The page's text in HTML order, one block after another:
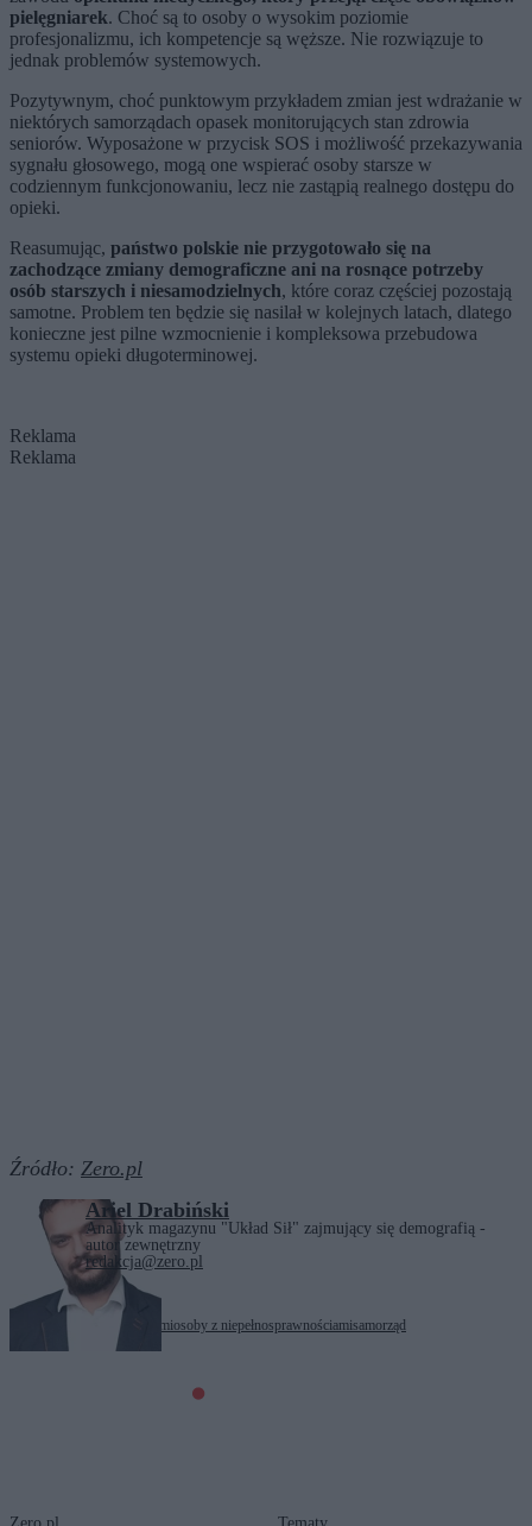
pielęgniarek. Choć są to osoby o wysokim poziomie
profesjonalizmu, ich kompetencje są węższe. Nie rozwiązuje to
jednak problemów systemowych.
Pozytywnym, choć punktowym przykładem zmian jest wdrażanie w
niektórych samorządach opasek monitorujących stan zdrowia
seniorów. Wyposażone w przycisk SOS i możliwość przekazywania
sygnału głosowego, mogą one wspierać osoby starsze w
codziennym funkcjonowaniu, lecz nie zastąpią realnego dostępu do
opieki.
Reasumując, państwo polskie nie przygotowało się na
zachodzące zmiany demograficzne ani na rosnące potrzeby
osób starszych i niesamodzielnych, które coraz częściej pozostają
samotne. Problem ten będzie się nasilał w kolejnych latach, dlatego
konieczne jest pilne wzmocnienie i kompleksowa przebudowa
systemu opieki długoterminowej.
Reklama
Reklama
Źródło: Zero.pl
Ariel Drabiński
Analityk magazynu "Układ Sił" zajmujący się demografią -
autor zewnętrzny
redakcja@zero.pl
Opieka nad senioramiosoby z niepełnosprawnościamisamorząd